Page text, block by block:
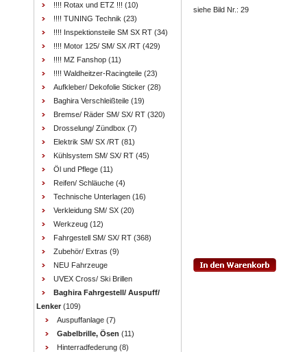
!!!! Rotax und ETZ !!! (10)
!!!! TUNING Technik (23)
!!!! Inspektionsteile SM SX RT (34)
!!!! Motor 125/ SM/ SX /RT (429)
!!!! MZ Fanshop (11)
!!!! Waldheitzer-Racingteile (23)
Aufkleber/ Dekofolie Sticker (28)
Baghira Verschleißteile (19)
Bremse/ Räder SM/ SX/ RT (320)
Drosselung/ Zündbox (7)
Elektrik SM/ SX /RT (81)
Kühlsystem SM/ SX/ RT (45)
Öl und Pflege (11)
Reifen/ Schläuche (4)
Technische Unterlagen (16)
Verkleidung SM/ SX (20)
Werkzeug (12)
Fahrgestell SM/ SX/ RT (368)
Zubehör/ Extras (9)
NEU Fahrzeuge
UVEX Cross/ Ski Brillen
Baghira Fahrgestell/ Auspuff/
Lenker (109)
Auspuffanlage (7)
Gabelbrille, Ösen (11)
Hinterradfederung (8)
siehe Bild Nr.: 29